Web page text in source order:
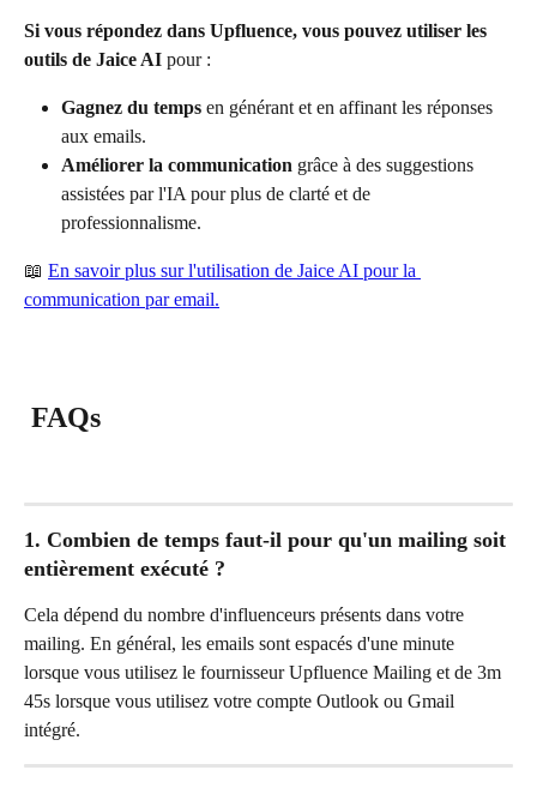
Si vous répondez dans Upfluence, vous pouvez utiliser les
outils de Jaice AI pour :
Gagnez du temps en générant et en affinant les réponses
aux emails.
Améliorer la communication grâce à des suggestions
assistées par l'IA pour plus de clarté et de
professionnalisme.
📖 En savoir plus sur l'utilisation de Jaice AI pour la
communication par email.
FAQs
1. Combien de temps faut-il pour qu'un mailing soit
entièrement exécuté ?
Cela dépend du nombre d'influenceurs présents dans votre
mailing. En général, les emails sont espacés d'une minute
lorsque vous utilisez le fournisseur Upfluence Mailing et de 3m
45s lorsque vous utilisez votre compte Outlook ou Gmail
intégré.